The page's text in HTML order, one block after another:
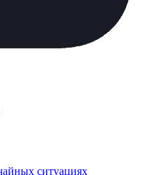
ситуациях